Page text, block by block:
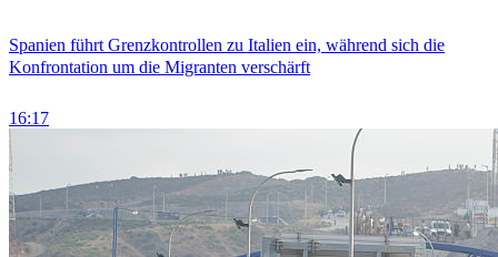
Spanien führt Grenzkontrollen zu Italien ein, während sich die
Konfrontation um die Migranten verschärft
16:17